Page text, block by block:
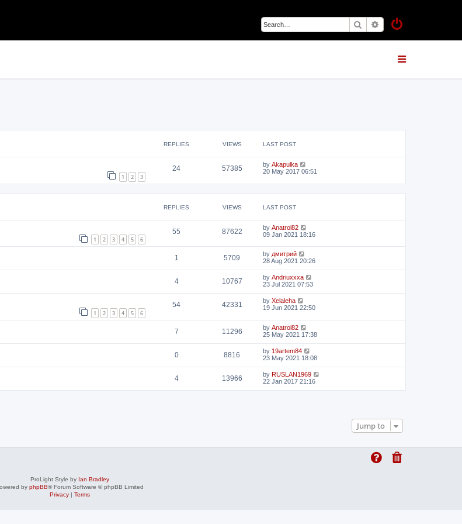
Search Advanced search
REPLIES VIEWS LAST POST
1 2 3
24 57385 by Akapulka
20 May 2017 06:51
REPLIES VIEWS LAST POST
1 2 3 4 5 6
55 87622 by Anatrol82
09 Jan 2021 18:16
1 5709 by дмитрий
28 Aug 2021 20:26
4 10767 by Andriuxxxa
23 Jul 2021 07:53
1 2 3 4 5 6
54 42331 by Xelaleha
19 Jun 2021 22:50
7 11296 by Anatrol82
25 May 2021 17:38
0 8816 by 19artem84
23 May 2021 18:08
4 13966 by RUSLAN1969
22 Jan 2017 21:16
Jump to
ProLight Style by Ian Bradley
by phpBB® Forum Software © phpBB Limited
Privacy| Terms